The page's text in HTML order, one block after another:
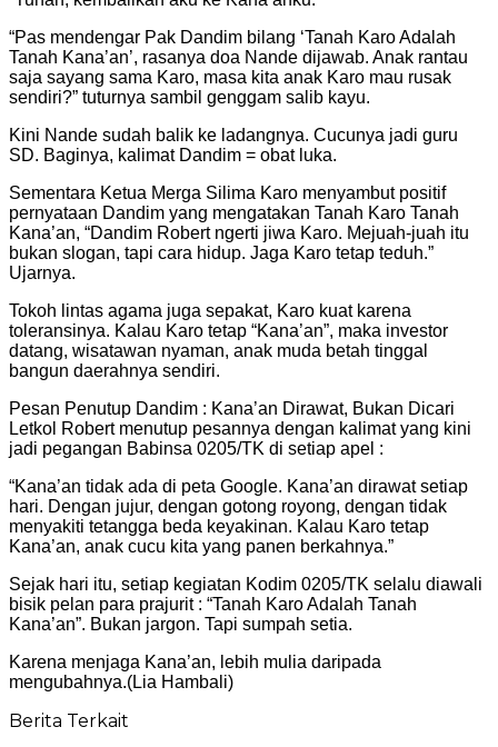
“Pas mendengar Pak Dandim bilang ‘Tanah Karo Adalah
Tanah Kana’an’, rasanya doa Nande dijawab. Anak rantau
saja sayang sama Karo, masa kita anak Karo mau rusak
sendiri?” tuturnya sambil genggam salib kayu.
Kini Nande sudah balik ke ladangnya. Cucunya jadi guru
SD. Baginya, kalimat Dandim = obat luka.
Sementara Ketua Merga Silima Karo menyambut positif
pernyataan Dandim yang mengatakan Tanah Karo Tanah
Kana’an, “Dandim Robert ngerti jiwa Karo. Mejuah-juah itu
bukan slogan, tapi cara hidup. Jaga Karo tetap teduh.”
Ujarnya.
Tokoh lintas agama juga sepakat, Karo kuat karena
toleransinya. Kalau Karo tetap “Kana’an”, maka investor
datang, wisatawan nyaman, anak muda betah tinggal
bangun daerahnya sendiri.
Pesan Penutup Dandim : Kana’an Dirawat, Bukan Dicari
Letkol Robert menutup pesannya dengan kalimat yang kini
jadi pegangan Babinsa 0205/TK di setiap apel :
“Kana’an tidak ada di peta Google. Kana’an dirawat setiap
hari. Dengan jujur, dengan gotong royong, dengan tidak
menyakiti tetangga beda keyakinan. Kalau Karo tetap
Kana’an, anak cucu kita yang panen berkahnya.”
Sejak hari itu, setiap kegiatan Kodim 0205/TK selalu diawali
bisik pelan para prajurit : “Tanah Karo Adalah Tanah
Kana’an”. Bukan jargon. Tapi sumpah setia.
Karena menjaga Kana’an, lebih mulia daripada
mengubahnya.(Lia Hambali)
Berita Terkait